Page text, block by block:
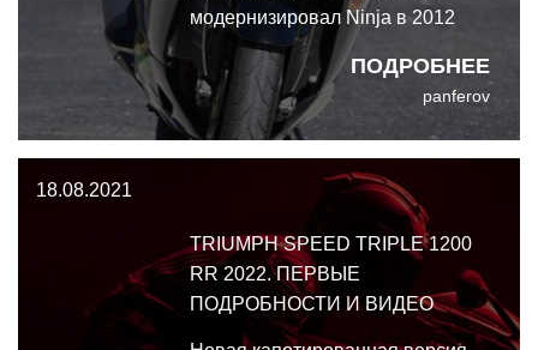
ПОДРОБНЕЕ
модернизировал Ninja в 2012
году. Подумайте только: его
конструкция по-прежнему
актуальна спустя почти 10 лет -
конечно, юностью не блещет, но
этот большой Ниндзя по-
прежнему способен показать, на
panferov
18.08.2021
TRIUMPH SPEED TRIPLE 1200
RR 2022. ПЕРВЫЕ
ПОДРОБНОСТИ И ВИДЕО